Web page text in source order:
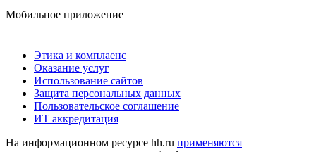
Мобильное приложение
Этика и комплаенс
Оказание услуг
Использование сайтов
Защита персональных данных
Пользовательское соглашение
ИТ аккредитация
На информационном ресурсе hh.ru применяются